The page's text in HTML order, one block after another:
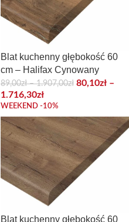
Blat kuchenny głębokość 60
cm – Halifax Cynowany
89,00zł – 1.907,00zł 80,10zł –
1.716,30zł
WEEKEND -10%
Blat kuchenny głębokość 60